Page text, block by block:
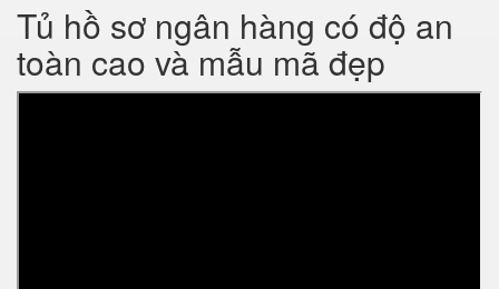
Tủ hồ sơ ngân hàng có độ an
toàn cao và mẫu mã đẹp